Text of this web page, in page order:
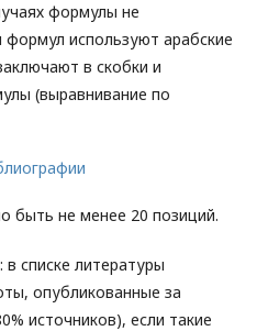
формулы не
используют арабские
в скобки и
(выравнивание по
быть не менее 20 позиций.
списке литературы
опубликованные за
источников), если такие